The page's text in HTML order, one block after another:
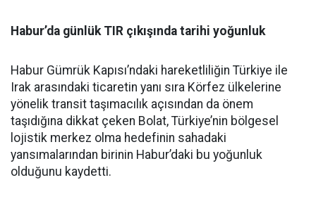
Habur’da günlük TIR çıkışında tarihi yoğunluk
Habur Gümrük Kapısı’ndaki hareketliliğin Türkiye ile
Irak arasındaki ticaretin yanı sıra Körfez ülkelerine
yönelik transit taşımacılık açısından da önem
taşıdığına dikkat çeken Bolat, Türkiye’nin bölgesel
lojistik merkez olma hedefinin sahadaki
yansımalarından birinin Habur’daki bu yoğunluk
olduğunu kaydetti.